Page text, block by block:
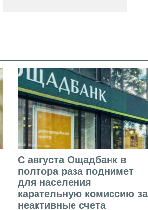
С августа Ощадбанк в
полтора раза поднимет
для населения
карательную комиссию за
неактивные счета